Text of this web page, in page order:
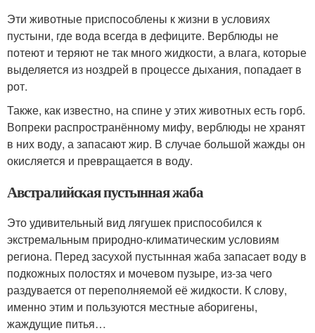
Эти животные приспособлены к жизни в условиях
пустыни, где вода всегда в дефиците. Верблюды не
потеют и теряют не так много жидкости, а влага, которые
выделяется из ноздрей в процессе дыхания, попадает в
рот.
Также, как известно, на спине у этих животных есть горб.
Вопреки распространённому мифу, верблюды не хранят
в них воду, а запасают жир. В случае большой жажды он
окисляется и превращается в воду.
Австралийская пустынная жаба
Это удивительный вид лягушек приспособился к
экстремальным природно-климатическим условиям
региона. Перед засухой пустынная жаба запасает воду в
подкожных полостях и мочевом пузыре, из-за чего
раздувается от переполняемой её жидкости. К слову,
именно этим и пользуются местные аборигены,
жаждущие питья…